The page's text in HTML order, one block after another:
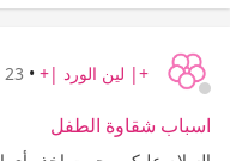
+| لين الورد |+ • 23 سنة
اسباب شقاوة الطفل